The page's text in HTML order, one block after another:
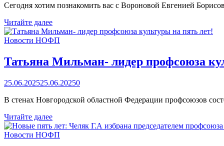
Сегодня хотим познакомить вас с Вороновой Евгенией
Рубрика
«Человек
Труда
времени».
Воронова
Читайте далее
Новости НОФП
Татьяна Мильман- лидер профсоюза
25.06.202525.06.20250
В стенах Новгородской областной Федерации профсоюзов
Татьяна
Мильман-
лидер
Читайте далее
Новости НОФП